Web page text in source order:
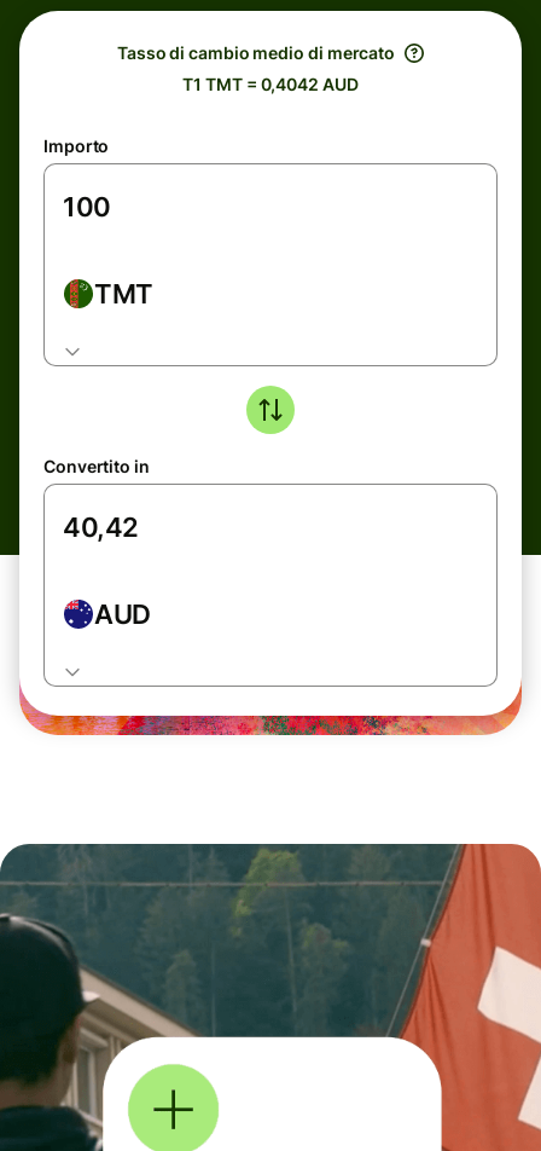
Tasso di cambio medio di mercato
T1 TMT = 0,4042 AUD
Importo
TMT
Convertito in
AUD